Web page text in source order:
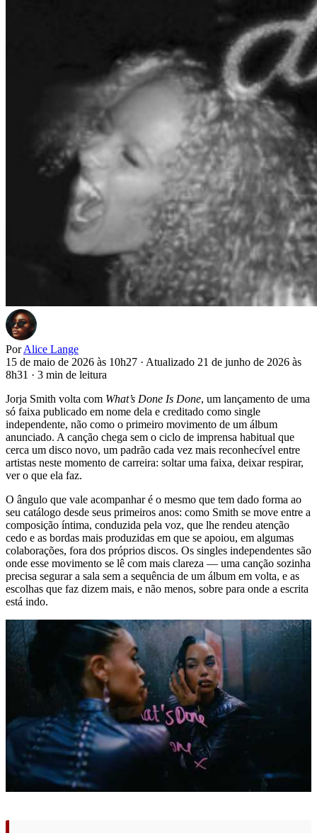
Por Alice Lange
15 de maio de 2026 às 10h27 · Atualizado 21 de junho de 2026 às
8h31 · 3 min de leitura
Jorja Smith volta com What’s Done Is Done, um lançamento de uma
só faixa publicado em nome dela e creditado como single
independente, não como o primeiro movimento de um álbum
anunciado. A canção chega sem o ciclo de imprensa habitual que
cerca um disco novo, um padrão cada vez mais reconhecível entre
artistas neste momento de carreira: soltar uma faixa, deixar respirar,
ver o que ela faz.
O ângulo que vale acompanhar é o mesmo que tem dado forma ao
seu catálogo desde seus primeiros anos: como Smith se move entre a
composição íntima, conduzida pela voz, que lhe rendeu atenção
cedo e as bordas mais produzidas em que se apoiou, em algumas
colaborações, fora dos próprios discos. Os singles independentes são
onde esse movimento se lê com mais clareza — uma canção sozinha
precisa segurar a sala sem a sequência de um álbum em volta, e as
escolhas que faz dizem mais, e não menos, sobre para onde a escrita
está indo.